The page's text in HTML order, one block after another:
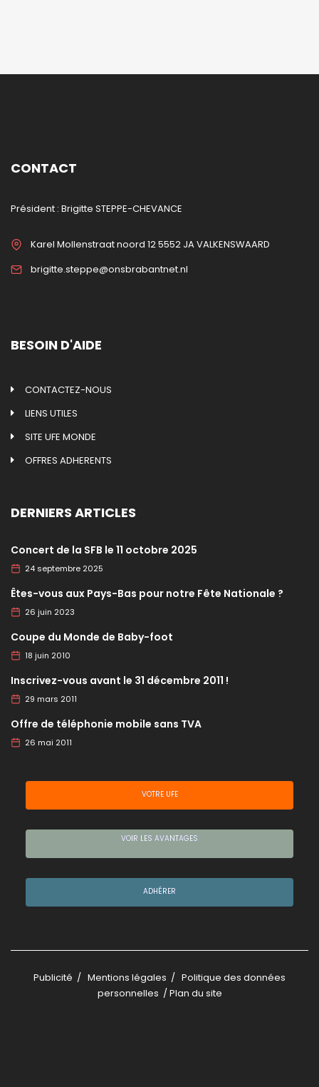
CONTACT
Président : Brigitte STEPPE-CHEVANCE
Karel Mollenstraat noord 12 5552 JA VALKENSWAARD
brigitte.steppe@onsbrabantnet.nl
BESOIN D'AIDE
CONTACTEZ-NOUS
LIENS UTILES
SITE UFE MONDE
OFFRES ADHERENTS
DERNIERS ARTICLES
Concert de la SFB le 11 octobre 2025
24 septembre 2025
Êtes-vous aux Pays-Bas pour notre Fête Nationale ?
26 juin 2023
Coupe du Monde de Baby-foot
18 juin 2010
Inscrivez-vous avant le 31 décembre 2011 !
29 mars 2011
Offre de téléphonie mobile sans TVA
26 mai 2011
VOTRE UFE
VOIR LES AVANTAGES
ADHÉRER
Publicité / Mentions légales / Politique des données
personnelles /Plan du site